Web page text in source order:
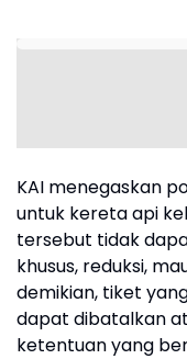
KAI menegaskan
untuk kereta api
tersebut tidak
khusus, reduksi,
demikian, tiket
dapat dibatalkan
ketentuan yang